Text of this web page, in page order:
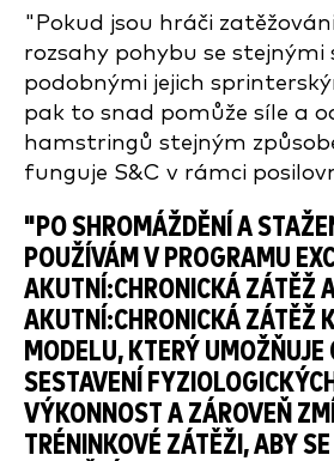
"Pokud jsou hráči
rozsahy pohybu se stejnými
podobnými jejich
pak to snad pomůže síle a
hamstringů stejným
funguje S&C v rámci
"PO SHROMÁŽDĚNÍ A
POUŽÍVÁM V PROGRAMU
AKUTNÍ:CHRONICKÁ ZÁTĚŽ
AKUTNÍ:CHRONICKÁ ZÁTĚŽ K
MODELU, KTERÝ UMOŽŇUJE
SESTAVENÍ
VÝKONNOST A ZÁROVEŇ
TRÉNINKOVÉ ZÁTĚŽI, ABY